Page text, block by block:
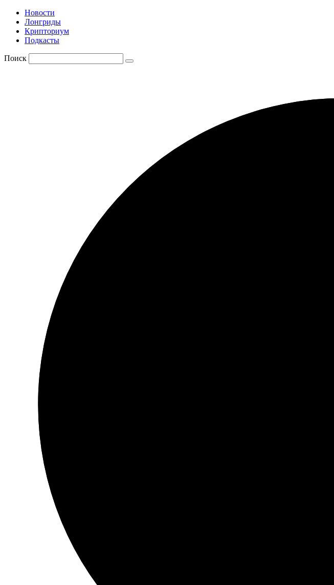
Новости
Лонгриды
Крипториум
Подкасты
Поиск